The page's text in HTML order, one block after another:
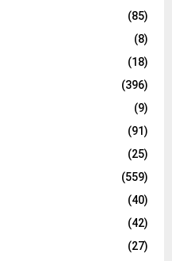
(85)
(8)
(18)
(396)
(9)
(91)
(25)
(559)
(40)
(42)
(27)